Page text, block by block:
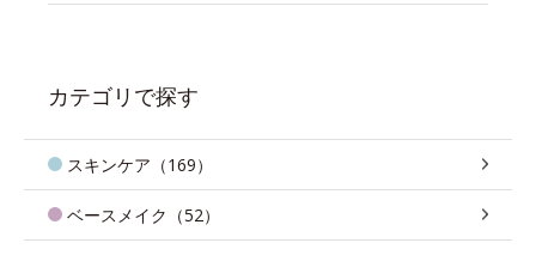
カテゴリで探す
スキンケア（169）
ベースメイク（52）